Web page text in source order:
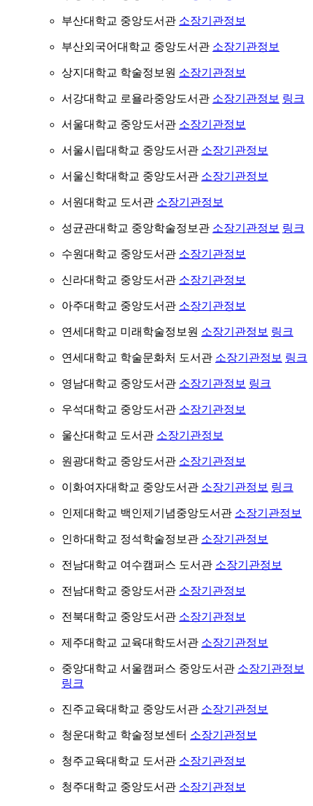
부산대학교 중앙도서관 소장기관정보
부산외국어대학교 중앙도서관 소장기관정보
상지대학교 학술정보원 소장기관정보
서강대학교 로욜라중앙도서관 소장기관정보 링크
서울대학교 중앙도서관 소장기관정보
서울시립대학교 중앙도서관 소장기관정보
서울신학대학교 중앙도서관 소장기관정보
서원대학교 도서관 소장기관정보
성균관대학교 중앙학술정보관 소장기관정보 링크
수원대학교 중앙도서관 소장기관정보
신라대학교 중앙도서관 소장기관정보
아주대학교 중앙도서관 소장기관정보
연세대학교 미래학술정보원 소장기관정보 링크
연세대학교 학술문화처 도서관 소장기관정보 링크
영남대학교 중앙도서관 소장기관정보 링크
우석대학교 중앙도서관 소장기관정보
울산대학교 도서관 소장기관정보
원광대학교 중앙도서관 소장기관정보
이화여자대학교 중앙도서관 소장기관정보 링크
인제대학교 백인제기념중앙도서관 소장기관정보
인하대학교 정석학술정보관 소장기관정보
전남대학교 여수캠퍼스 도서관 소장기관정보
전남대학교 중앙도서관 소장기관정보
전북대학교 중앙도서관 소장기관정보
제주대학교 교육대학도서관 소장기관정보
중앙대학교 서울캠퍼스 중앙도서관 소장기관정보
링크
진주교육대학교 중앙도서관 소장기관정보
청운대학교 학술정보센터 소장기관정보
청주교육대학교 도서관 소장기관정보
청주대학교 중앙도서관 소장기관정보